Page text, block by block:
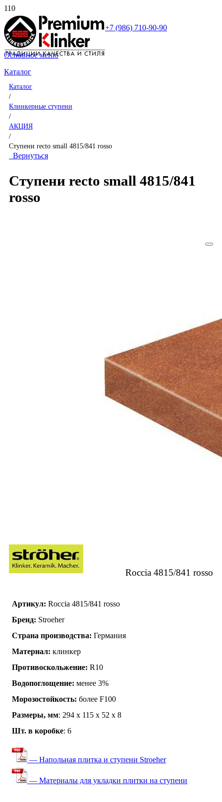
+7 (986) 710-90-90
Основное меню
Каталог
Каталог
/
Клинкерные ступени
/
АКЦИЯ
/
Ступени recto small 4815/841 rosso
Вернуться
Ступени recto small 4815/841
rosso
Roccia 4815/841 rosso
Артикул: Roccia 4815/841 rosso
Бренд: Stroeher
Страна производства: Германия
Материал: клинкер
Противоскольжение: R10
Водопоглощение: менее 3%
Морозостойкость: более F100
Размеры, мм: 294 х 115 х 52 х 8
Шт. в коробке: 6
— Напольная плитка и ступени Stroeher
— Материалы для укладки плитки на ступени